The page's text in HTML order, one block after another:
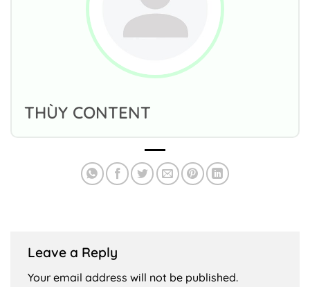
THÙY CONTENT
Leave a Reply
Your email address will not be published.